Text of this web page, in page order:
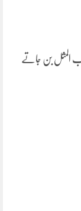
المثل بن جاتے